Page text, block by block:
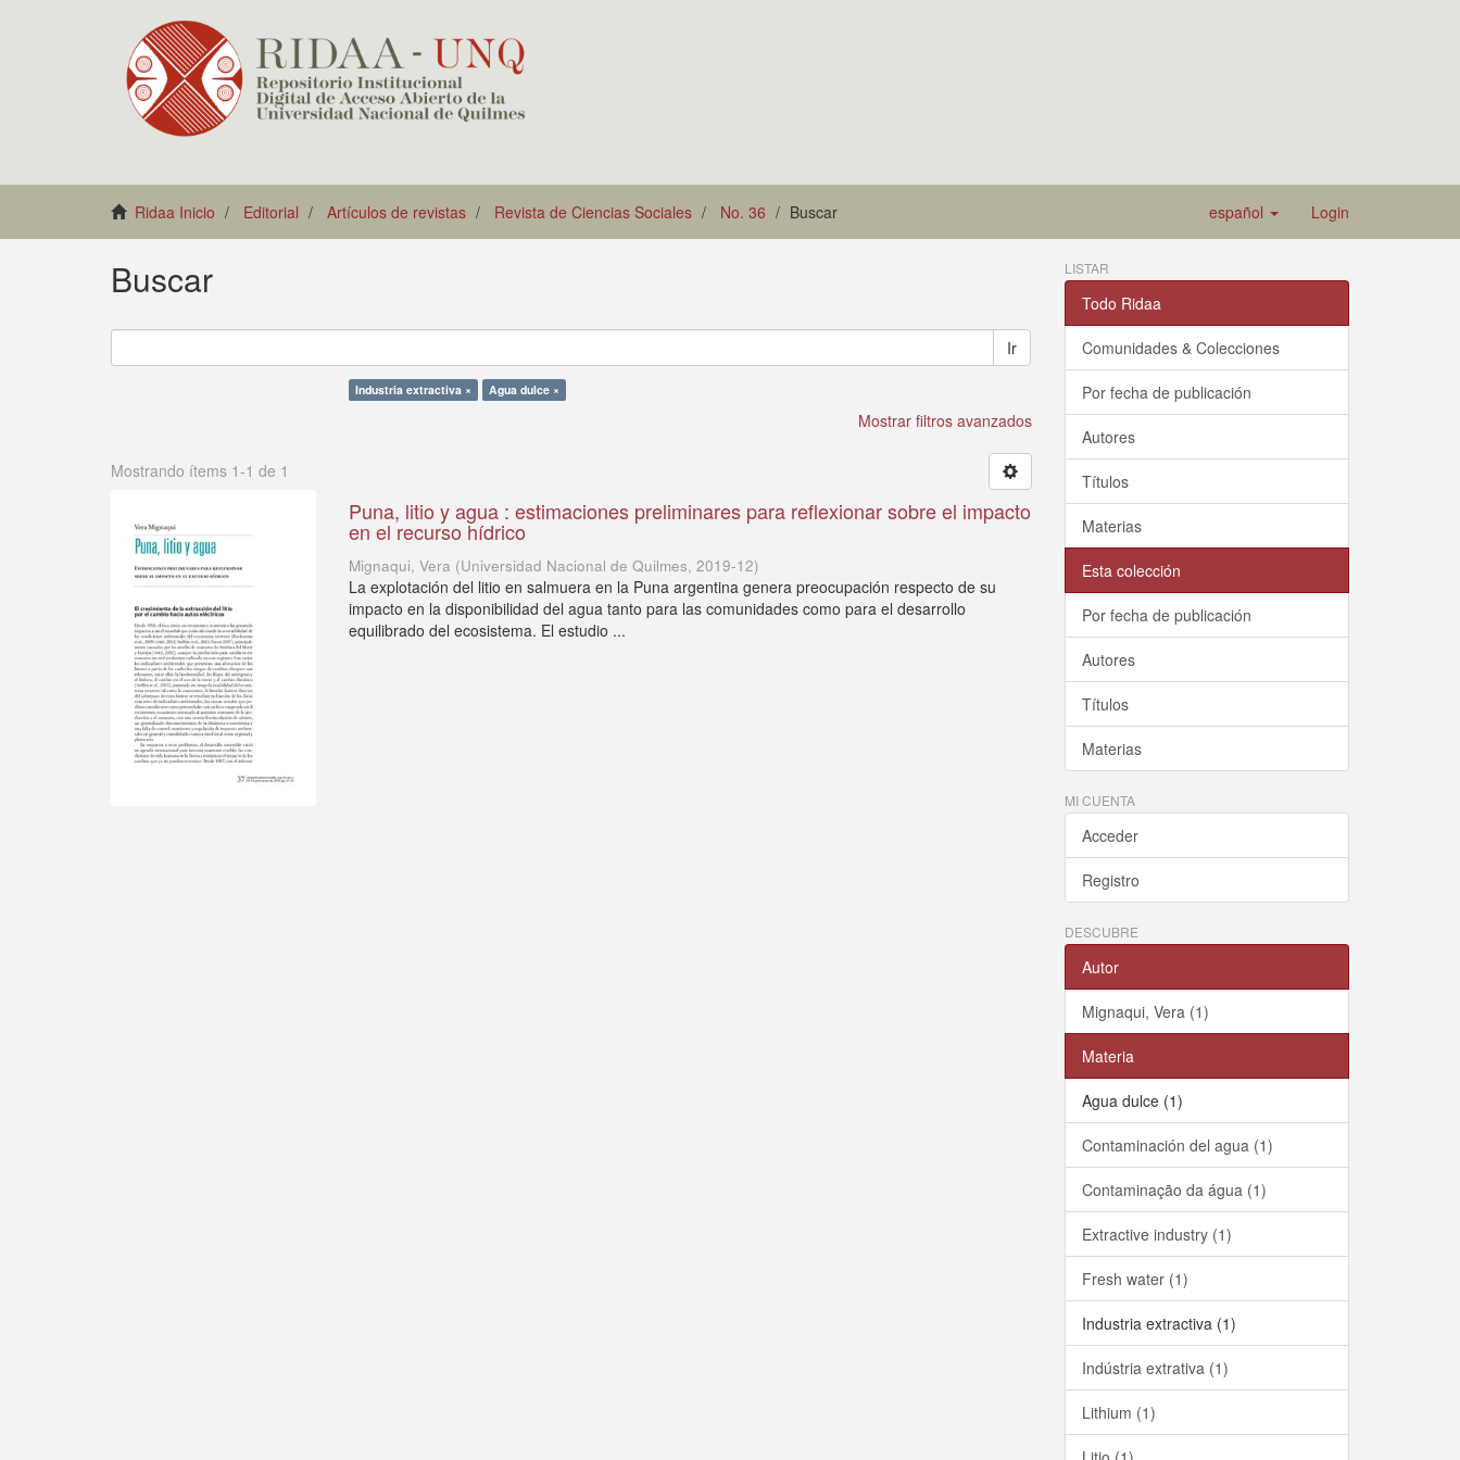
Ridaa Inicio Editorial Artículos de revistas Revista de Ciencias Sociales No. 36 Buscar español Login
Buscar
Ir
Industria extractiva × Agua dulce ×
Mostrar filtros avanzados
Mostrando ítems 1-1 de 1
Puna, litio y agua : estimaciones preliminares para reflexionar sobre el impacto
en el recurso hídrico
Mignaqui, Vera (Universidad Nacional de Quilmes,2019-12)
La explotación del litio en salmuera en la Puna argentina genera preocupación respecto de su
impacto en la disponibilidad del agua tanto para las comunidades como para el desarrollo
equilibrado del ecosistema. El estudio ...
LISTAR
Todo Ridaa
Comunidades & Colecciones
Por fecha de publicación
Autores
Títulos
Materias
Esta colección
Por fecha de publicación
Autores
Títulos
Materias
MI CUENTA
Acceder
Registro
DESCUBRE
Autor
Mignaqui, Vera (1)
Materia
Agua dulce (1)
Contaminación del agua (1)
Contaminação da água (1)
Extractive industry (1)
Fresh water (1)
Industria extractiva (1)
Indústria extrativa (1)
Lithium (1)